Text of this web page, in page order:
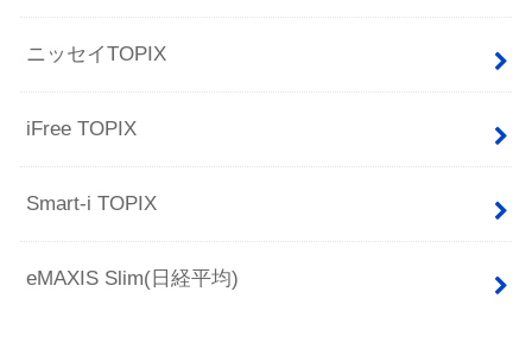
ニッセイTOPIX
iFree TOPIX
Smart-i TOPIX
eMAXIS Slim(日経平均)